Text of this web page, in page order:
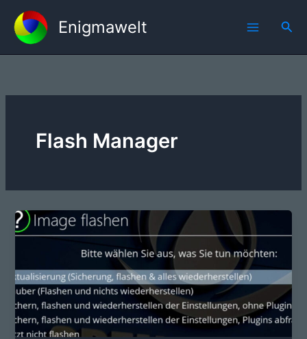
Inhalt
springen
Enigmawelt
Flash Manager